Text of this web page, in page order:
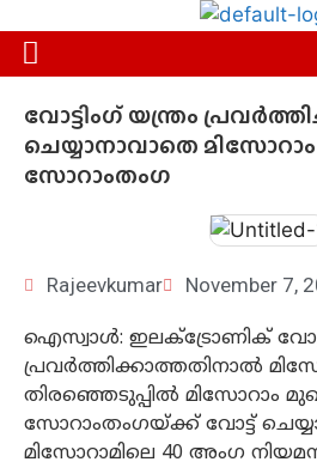
വോട്ടിംഗ് യന്ത്രം
ചെയ്യാനാവാതെ മിസോറാം
സോറാംതംഗ
Rajeevkumar November 7,
ഐസ്വാള്‍: ഇലക്ട്രോണിക്
പ്രവര്‍ത്തിക്കാത്തതിനാല്‍
തിരഞ്ഞെടുപ്പില്‍ മിസോറാം
സോറാംതംഗയ്ക്ക് വോട്ട്
മിസോറാമിലെ 40 അംഗ